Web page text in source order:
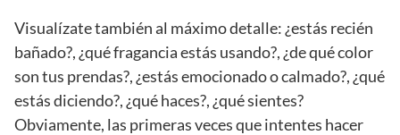
Visualízate también al máximo detalle: ¿estás recién
bañado?, ¿qué fragancia estás usando?, ¿de qué color
son tus prendas?, ¿estás emocionado o calmado?, ¿qué
estás diciendo?, ¿qué haces?, ¿qué sientes?
Obviamente, las primeras veces que intentes hacer